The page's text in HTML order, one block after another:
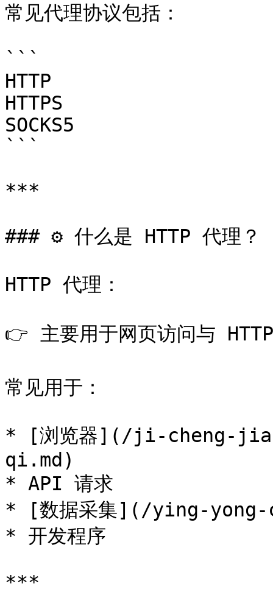
常见代理协议包括：
```
HTTP
HTTPS
SOCKS5
```
***
### ⚙️ 什么是 HTTP 代理？
HTTP 代理：
👉 主要用于网页访问与
常见用于：
* [浏览器](/ji-cheng-
qi.md)
* API 请求
* [数据采集](/ying-
* 开发程序
***